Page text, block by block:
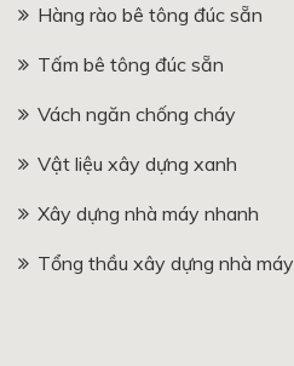
Hàng rào bê tông đúc sẵn
Tấm bê tông đúc sẵn
Vách ngăn chống cháy
Vật liệu xây dựng xanh
Xây dựng nhà máy nhanh
Tổng thầu xây dựng nhà máy